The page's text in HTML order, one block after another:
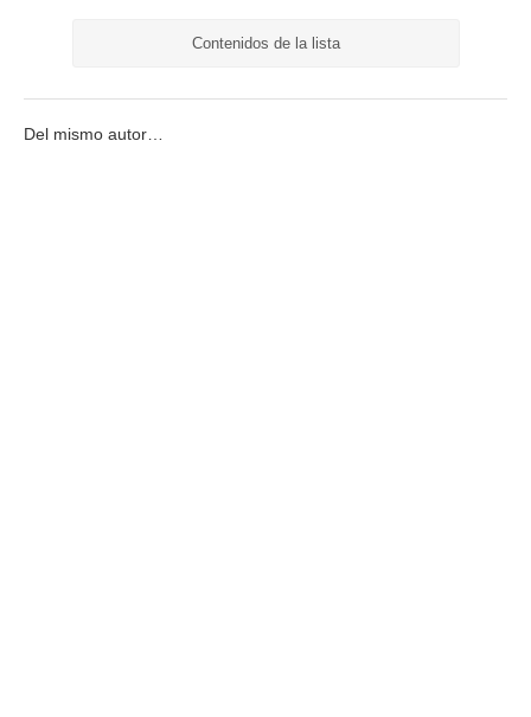
Contenidos de la lista
Del mismo autor…